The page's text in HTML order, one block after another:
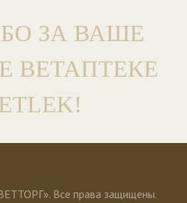
ЗА ВАШЕ
ВЕТАПТЕКЕ
Все права защищены.